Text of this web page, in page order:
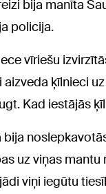
bija manīta
policija.
vīriešu
aizveda ķīlnieci
Kad iestājās
uz viņas
viņi iegūtu